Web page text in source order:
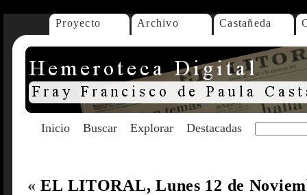
Proyecto Archivo Castañeda
Inicio Buscar Explorar Destacadas
« EL LITORAL, Lunes 12 de